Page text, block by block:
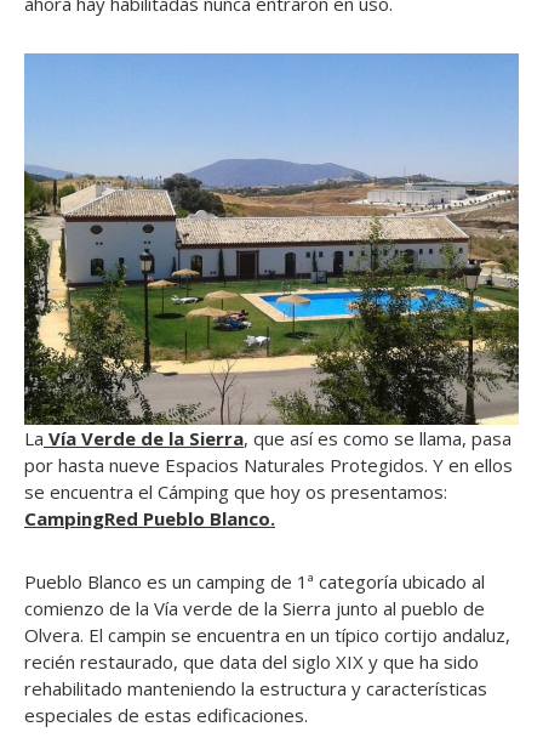
La Vía Verde de la Sierra, que así es como se llama, pasa
por hasta nueve Espacios Naturales Protegidos. Y en ellos
se encuentra el Cámping que hoy os presentamos:
CampingRed Pueblo Blanco.
Pueblo Blanco es un camping de 1ª categoría ubicado al
comienzo de la Vía verde de la Sierra junto al pueblo de
Olvera. El campin se encuentra en un típico cortijo andaluz,
recién restaurado, que data del siglo XIX y que ha sido
rehabilitado manteniendo la estructura y características
especiales de estas edificaciones.